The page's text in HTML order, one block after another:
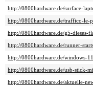
http://0800hardware.de/surface-
http://0800hardware.de/traffico-
http://0800hardware.de/g5-
http://0800hardware.de/runner-
http://0800hardware.de/windows-
http://0800hardware.de/usb-stick-
http://0800hardware.de/aktuelle-